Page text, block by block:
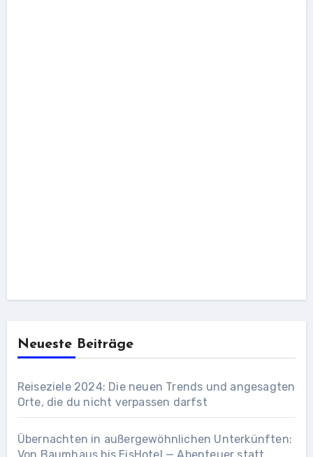
Neueste Beiträge
Reiseziele 2024: Die neuen Trends und angesagten
Orte, die du nicht verpassen darfst
Übernachten in außergewöhnlichen Unterkünften:
Von Baumhaus bis EisHotel — Abenteuer statt